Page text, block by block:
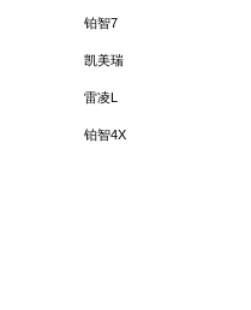
铂智7
凯美瑞
雷凌L
铂智4X